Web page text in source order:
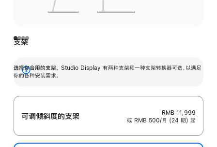
支架
选择你合用的支架。 Studio Display 有两种支架和一种支架转换器可选，以满足
你的各种安装需求。
展
可调倾斜度的支架
RMB 11,999
或 RMB 500/月 (24 期) 起